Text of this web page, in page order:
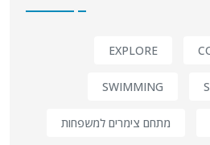
EXPLORE
SWIMMING
מתחם צימרים למשפחות